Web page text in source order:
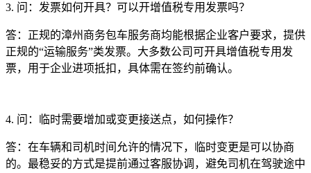
3. 问：发票如何开具？可以开增值税专用发票吗？
答：正规的漳州商务包车服务商均能根据企业客户要求，提供
正规的“运输服务”类发票。大多数公司可开具增值税专用发
票，用于企业进项抵扣，具体需在签约前确认。
4. 问：临时需要增加或变更接送点，如何操作？
答：在车辆和司机时间允许的情况下，临时变更是可以协商
的。最稳妥的方式是提前通过客服协调，避免司机在驾驶途中